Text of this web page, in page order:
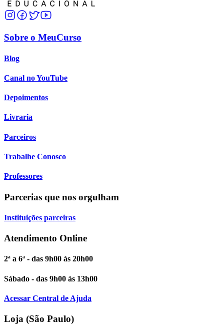
Sobre o MeuCurso
Blog
Canal no YouTube
Depoimentos
Livraria
Parceiros
Trabalhe Conosco
Professores
Parcerias que nos orgulham
Instituições parceiras
Atendimento Online
2ª a 6ª - das 9h00 às 20h00
Sábado - das 9h00 às 13h00
Acessar Central de Ajuda
Loja (São Paulo)